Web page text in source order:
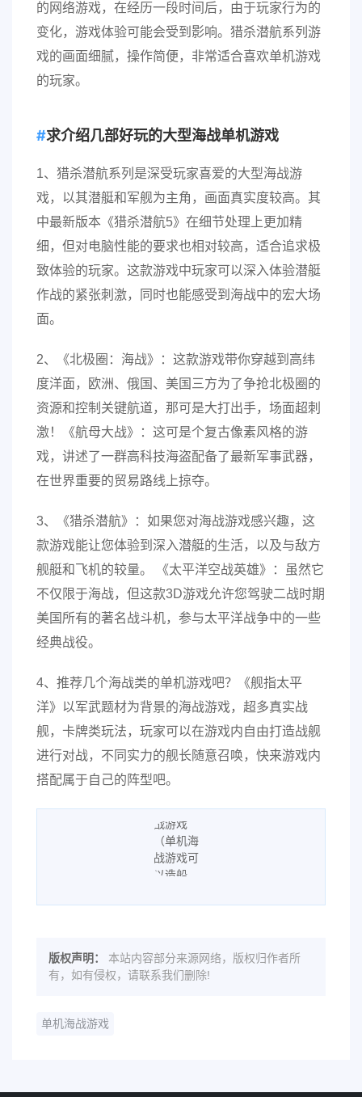
的网络游戏，在经历一段时间后，由于玩家行为的
变化，游戏体验可能会受到影响。猎杀潜航系列游
戏的画面细腻，操作简便，非常适合喜欢单机游戏
的玩家。
求介绍几部好玩的大型海战单机游戏
1、猎杀潜航系列是深受玩家喜爱的大型海战游
戏，以其潜艇和军舰为主角，画面真实度较高。其
中最新版本《猎杀潜航5》在细节处理上更加精
细，但对电脑性能的要求也相对较高，适合追求极
致体验的玩家。这款游戏中玩家可以深入体验潜艇
作战的紧张刺激，同时也能感受到海战中的宏大场
面。
2、《北极圈：海战》：这款游戏带你穿越到高纬
度洋面，欧洲、俄国、美国三方为了争抢北极圈的
资源和控制关键航道，那可是大打出手，场面超刺
激！《航母大战》：这可是个复古像素风格的游
戏，讲述了一群高科技海盗配备了最新军事武器，
在世界重要的贸易路线上掠夺。
3、《猎杀潜航》：如果您对海战游戏感兴趣，这
款游戏能让您体验到深入潜艇的生活，以及与敌方
舰艇和飞机的较量。 《太平洋空战英雄》：虽然它
不仅限于海战，但这款3D游戏允许您驾驶二战时期
美国所有的著名战斗机，参与太平洋战争中的一些
经典战役。
4、推荐几个海战类的单机游戏吧？《舰指太平
洋》以军武题材为背景的海战游戏，超多真实战
舰，卡牌类玩法，玩家可以在游戏内自由打造战舰
进行对战，不同实力的舰长随意召唤，快来游戏内
搭配属于自己的阵型吧。
版权声明：
本站内容部分来源网络，版权归作者所
有，如有侵权，请联系我们删除!
单机海战游戏